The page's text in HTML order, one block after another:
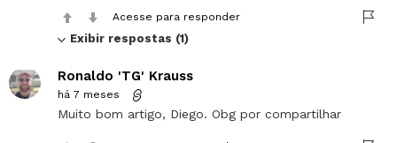
Acesse para responder
Exibir respostas (1)
Ronaldo 'TG' Krauss
há 7 meses
Muito bom artigo, Diego. Obg por compartilhar